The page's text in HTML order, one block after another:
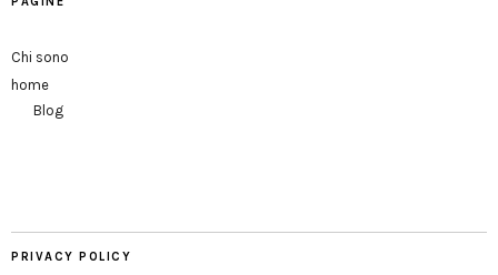
Chi sono
home
Blog
PRIVACY POLICY